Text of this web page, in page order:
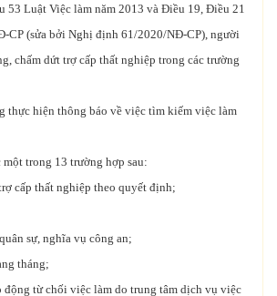
53 Luật Việc làm năm 2013 và Điều 19, Điều 21
CP (sửa bởi Nghị định 61/2020/NĐ-CP), người
chấm dứt trợ cấp thất nghiệp trong các trường
thực hiện thông báo về việc tìm kiếm việc làm
trong 13 trường hợp sau:
cấp thất nghiệp theo quyết định;
sự, nghĩa vụ công an;
tháng;
động từ chối việc làm do trung tâm dịch vụ việc